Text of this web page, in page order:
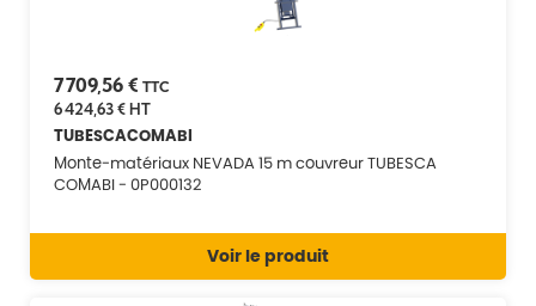
7 709,56 € TTC
6 424,63 €HT
TUBESCACOMABI
Monte-matériaux NEVADA 15 m couvreur TUBESCA
COMABI - 0P000132
Voir le produit